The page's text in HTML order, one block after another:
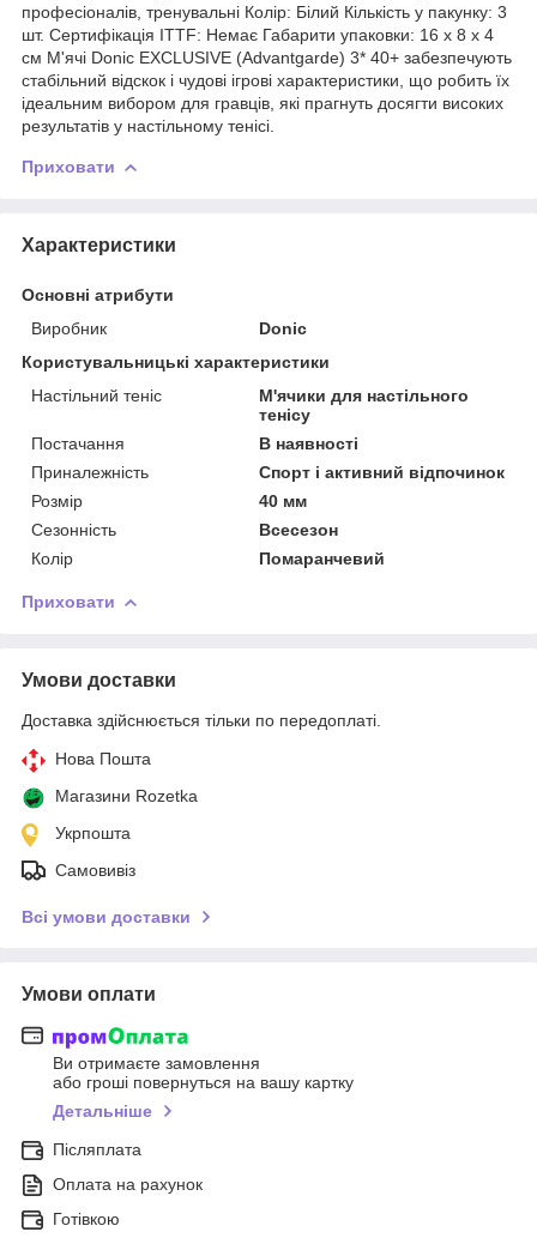
професіоналів, тренувальні Колір: Білий Кількість у пакунку: 3
шт. Сертифікація ITTF: Немає Габарити упаковки: 16 х 8 х 4
см М'ячі Donic EXCLUSIVE (Advantgarde) 3* 40+ забезпечують
стабільний відскок і чудові ігрові характеристики, що робить їх
ідеальним вибором для гравців, які прагнуть досягти високих
результатів у настільному тенісі.
Приховати
Характеристики
Основні атрибути
Виробник
Donic
Користувальницькі характеристики
Настільний теніс
М'ячики для настільного
тенісу
Постачання
В наявності
Приналежність
Спорт і активний відпочинок
Розмір
40 мм
Сезонність
Всесезон
Колір
Помаранчевий
Приховати
Умови доставки
Доставка здійснюється тільки по передоплаті.
Нова Пошта
Магазини Rozetka
Укрпошта
Самовивіз
Всі умови доставки
Умови оплати
Ви отримаєте замовлення
або гроші повернуться на вашу картку
Детальніше
Післяплата
Оплата на рахунок
Готівкою